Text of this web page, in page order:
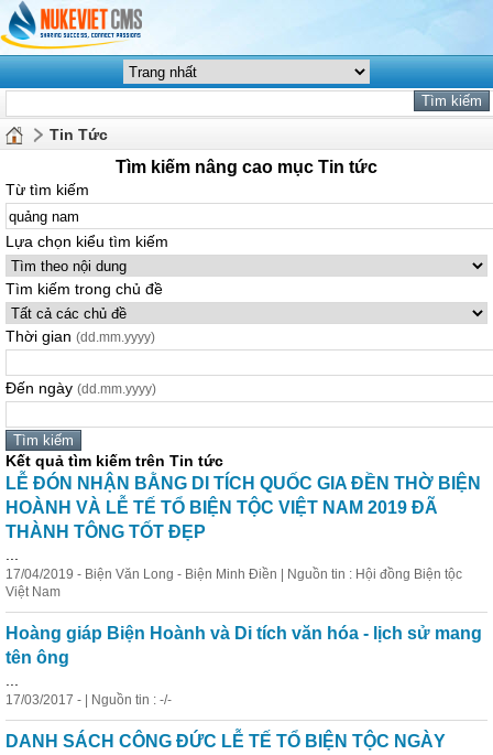
Tin Tức
Tìm kiếm nâng cao mục Tin tức
Từ tìm kiếm
Lựa chọn kiểu tìm kiếm
Tìm kiếm trong chủ đề
Thời gian (dd.mm.yyyy)
Đến ngày (dd.mm.yyyy)
Kết quả tìm kiếm trên Tin tức
LỄ ĐÓN NHẬN BẰNG DI TÍCH QUỐC GIA ĐỀN THỜ BIỆN
HOÀNH VÀ LỄ TẾ TỔ BIỆN TỘC VIỆT NAM 2019 ĐÃ
THÀNH TÔNG TỐT ĐẸP
17/04/2019 - Biện Văn Long - Biện Minh Điền | Nguồn tin : Hội đồng Biện tộc
Việt Nam
Hoàng giáp Biện Hoành và Di tích văn hóa - lịch sử mang
tên ông
17/03/2017 - | Nguồn tin : -/-
DANH SÁCH CÔNG ĐỨC LỄ TẾ TỔ BIỆN TỘC NGÀY